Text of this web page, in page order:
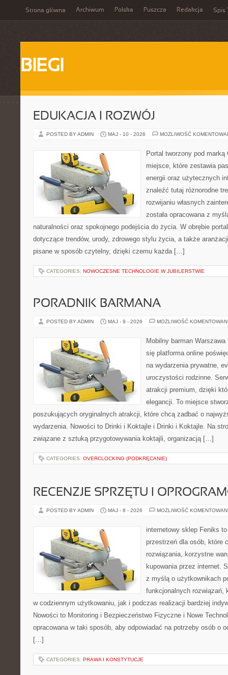
Strona główna Archiwum Polska Puszcza Redakcja Spis
BIEGI
EDUKACJA I ROZWÓJ
POSTED BY ADMIN MAJ - 10 - 2026 MOŻLIWOŚĆ
Portal tworzony pod
miejsce, które zestawia
energii oraz użytecznych
znaleźć tutaj różnorodne
rozwijaniu własnych
została opracowana z
naturalności oraz spokojnego podejścia do życia. W obrębie
dotyczące trendów, urody, zdrowego stylu życia, a także
pisane w sposób czytelny, dzięki czemu każda […]
CATEGORIES: NOWOCZESNE TECHNOLOGIE W JUBILERSTWIE
PORADNIK BARMANA
POSTED BY ADMIN MAJ - 9 - 2026 MOŻLIWOŚĆ
Mobilny barman
się platforma online
na wydarzenia prywatne,
uroczystości rodzinne.
atrakcji premium, dzięki
elegancji. To miejsce
poszukujących oryginalnych atrakcji, które chcą zadbać o
wydarzenia. Nowości to Drinki i Koktajle i Drinki i Koktajle. Na
związane z sztuką przygotowywania koktajli, organizacją […]
CATEGORIES: OVERCLOCKING (PODKRĘCANIE)
RECENZJE SPRZĘTU I
POSTED BY ADMIN MAJ - 8 - 2026 MOŻLIWOŚĆ
internetowy sklep Feniks
przestrzeń dla osób, które
rozwiązania, korzystne
kupowania przez internet.
z myślą o użytkownikach
funkcjonalnych rozwiązań,
w codziennym użytkowaniu, jak i podczas realizacji bardziej
Nowości to Monitoring i Bezpieczeństwo Fizyczne i Nowe
opracowana w taki sposób, aby odpowiadać na potrzeby osób o
[…]
CATEGORIES: PRAWA I KONSTYTUCJE